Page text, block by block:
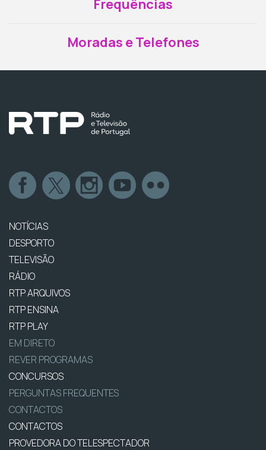
Frequências
Moradas e Telefones
NOTÍCIAS
DESPORTO
TELEVISÃO
RÁDIO
RTP ARQUIVOS
RTP ENSINA
RTP PLAY
EM DIRETO
REVER PROGRAMAS
CONCURSOS
PERGUNTAS FREQUENTES
CONTACTOS
CONTACTOS
PROVEDORA DO TELESPECTADOR